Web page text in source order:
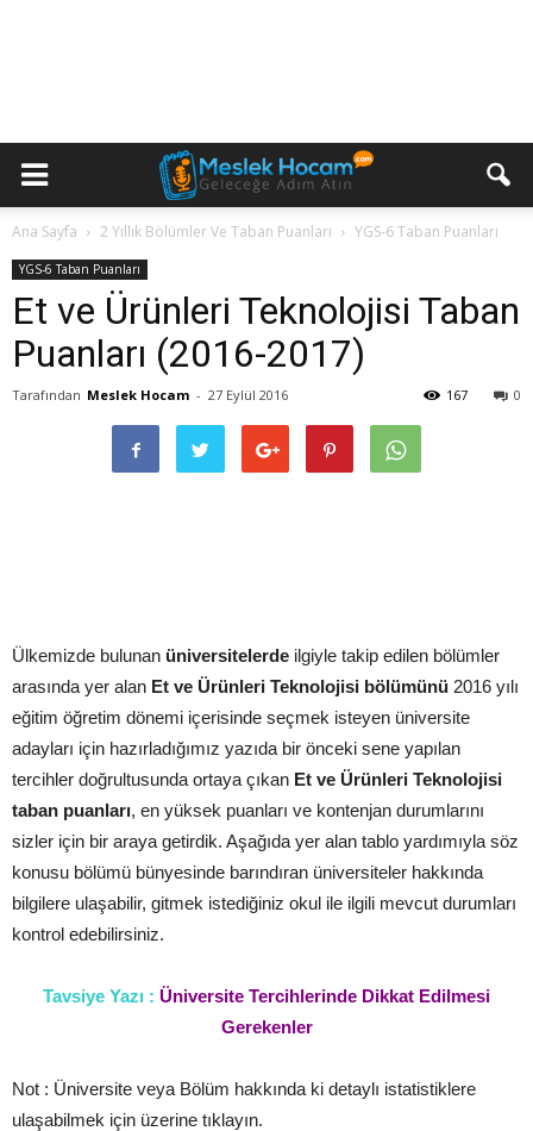
Ana Sayfa 2 Yıllık Bölümler Ve Taban Puanları YGS-6 Taban Puanları
YGS-6 Taban Puanları
Et ve Ürünleri Teknolojisi Taban
Puanları (2016-2017)
Tarafından Meslek Hocam - 27 Eylül 2016 0
167
Ülkemizde bulunan üniversitelerde ilgiyle takip edilen bölümler
arasında yer alan Et ve Ürünleri Teknolojisi bölümünü 2016 yılı
eğitim öğretim dönemi içerisinde seçmek isteyen üniversite
adayları için hazırladığımız yazıda bir önceki sene yapılan
tercihler doğrultusunda ortaya çıkan Et ve Ürünleri Teknolojisi
taban puanları, en yüksek puanları ve kontenjan durumlarını
sizler için bir araya getirdik. Aşağıda yer alan tablo yardımıyla söz
konusu bölümü bünyesinde barındıran üniversiteler hakkında
bilgilere ulaşabilir, gitmek istediğiniz okul ile ilgili mevcut durumları
kontrol edebilirsiniz.
Tavsiye Yazı : Üniversite Tercihlerinde Dikkat Edilmesi
Gerekenler
Not : Üniversite veya Bölüm hakkında ki detaylı istatistiklere
ulaşabilmek için üzerine tıklayın.